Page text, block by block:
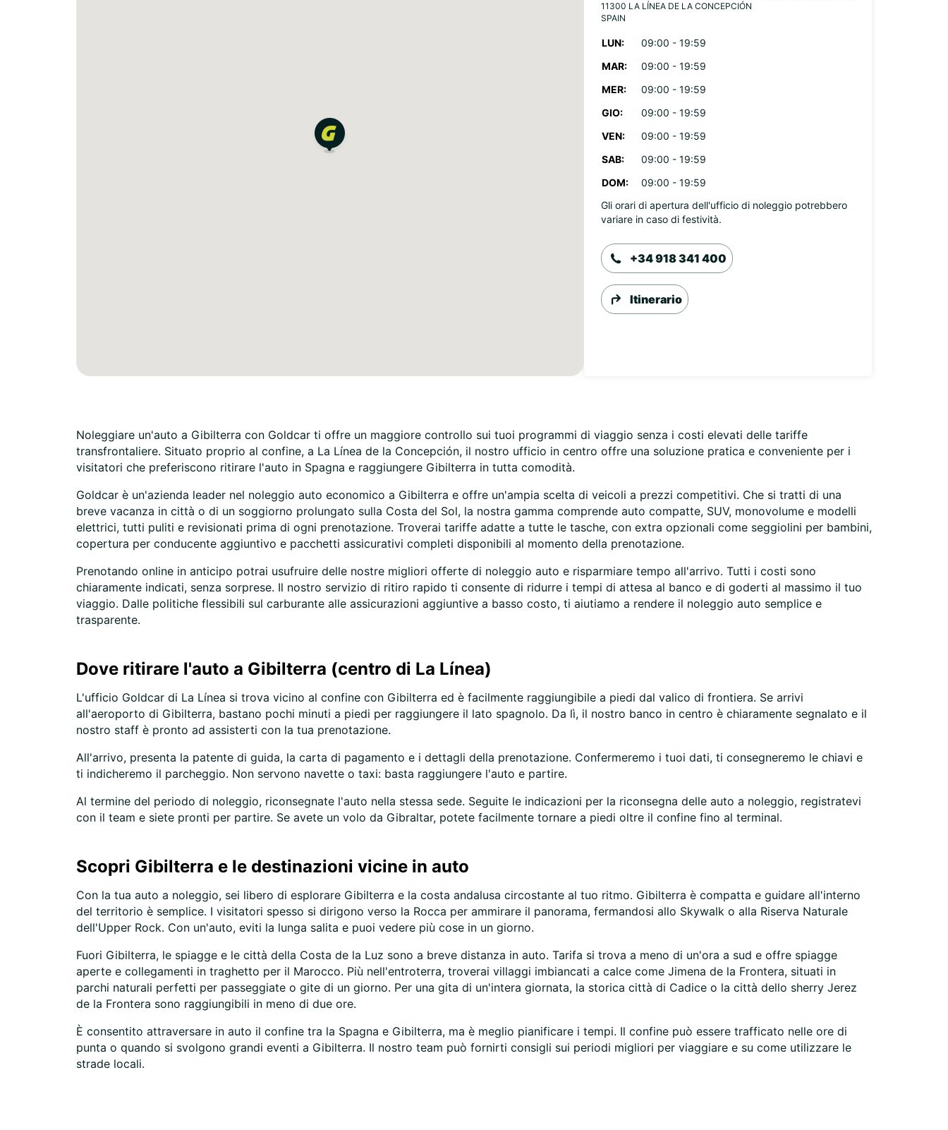
11300 LA LÍNEA DE LA CONCEPCIÓN
SPAIN
LUN:
09:00 - 19:59
MAR:
09:00 - 19:59
MER:
09:00 - 19:59
GIO:
09:00 - 19:59
VEN:
09:00 - 19:59
SAB:
09:00 - 19:59
DOM:
09:00 - 19:59
Gli orari di apertura dell'ufficio di noleggio potrebbero
variare in caso di festività.
+34 918 341 400
Itinerario
Noleggiare un'auto a Gibilterra con Goldcar ti offre un maggiore controllo sui tuoi programmi di viaggio senza i costi elevati delle tariffe
transfrontaliere. Situato proprio al confine, a La Línea de la Concepción, il nostro ufficio in centro offre una soluzione pratica e conveniente per i
visitatori che preferiscono ritirare l'auto in Spagna e raggiungere Gibilterra in tutta comodità.
Goldcar è un'azienda leader nel noleggio auto economico a Gibilterra e offre un'ampia scelta di veicoli a prezzi competitivi. Che si tratti di una
breve vacanza in città o di un soggiorno prolungato sulla Costa del Sol, la nostra gamma comprende auto compatte, SUV, monovolume e modelli
elettrici, tutti puliti e revisionati prima di ogni prenotazione. Troverai tariffe adatte a tutte le tasche, con extra opzionali come seggiolini per bambini,
copertura per conducente aggiuntivo e pacchetti assicurativi completi disponibili al momento della prenotazione.
Prenotando online in anticipo potrai usufruire delle nostre migliori offerte di noleggio auto e risparmiare tempo all'arrivo. Tutti i costi sono
chiaramente indicati, senza sorprese. Il nostro servizio di ritiro rapido ti consente di ridurre i tempi di attesa al banco e di goderti al massimo il tuo
viaggio. Dalle politiche flessibili sul carburante alle assicurazioni aggiuntive a basso costo, ti aiutiamo a rendere il noleggio auto semplice e
trasparente.
Dove ritirare l'auto a Gibilterra (centro di La Línea)
L'ufficio Goldcar di La Línea si trova vicino al confine con Gibilterra ed è facilmente raggiungibile a piedi dal valico di frontiera. Se arrivi
all'aeroporto di Gibilterra, bastano pochi minuti a piedi per raggiungere il lato spagnolo. Da lì, il nostro banco in centro è chiaramente segnalato e il
nostro staff è pronto ad assisterti con la tua prenotazione.
All'arrivo, presenta la patente di guida, la carta di pagamento e i dettagli della prenotazione. Confermeremo i tuoi dati, ti consegneremo le chiavi e
ti indicheremo il parcheggio. Non servono navette o taxi: basta raggiungere l'auto e partire.
Al termine del periodo di noleggio, riconsegnate l'auto nella stessa sede. Seguite le indicazioni per la riconsegna delle auto a noleggio, registratevi
con il team e siete pronti per partire. Se avete un volo da Gibraltar, potete facilmente tornare a piedi oltre il confine fino al terminal.
Scopri Gibilterra e le destinazioni vicine in auto
Con la tua auto a noleggio, sei libero di esplorare Gibilterra e la costa andalusa circostante al tuo ritmo. Gibilterra è compatta e guidare all'interno
del territorio è semplice. I visitatori spesso si dirigono verso la Rocca per ammirare il panorama, fermandosi allo Skywalk o alla Riserva Naturale
dell'Upper Rock. Con un'auto, eviti la lunga salita e puoi vedere più cose in un giorno.
Fuori Gibilterra, le spiagge e le città della Costa de la Luz sono a breve distanza in auto. Tarifa si trova a meno di un'ora a sud e offre spiagge
aperte e collegamenti in traghetto per il Marocco. Più nell'entroterra, troverai villaggi imbiancati a calce come Jimena de la Frontera, situati in
parchi naturali perfetti per passeggiate o gite di un giorno. Per una gita di un'intera giornata, la storica città di Cadice o la città dello sherry Jerez
de la Frontera sono raggiungibili in meno di due ore.
È consentito attraversare in auto il confine tra la Spagna e Gibilterra, ma è meglio pianificare i tempi. Il confine può essere trafficato nelle ore di
punta o quando si svolgono grandi eventi a Gibilterra. Il nostro team può fornirti consigli sui periodi migliori per viaggiare e su come utilizzare le
strade locali.